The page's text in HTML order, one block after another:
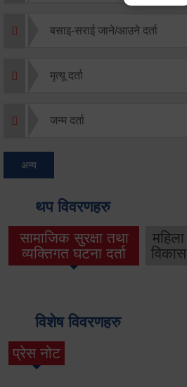
बसाइ-सराई जाने/आउने दर्ता
मृत्यू दर्ता
जन्म दर्ता
अन्य
थप विवरणहरु
सामाजिक सुरक्षा तथा
व्यक्तिगत घटना दर्ता
महिला
विकास
विशेष विवरणहरु
प्रेस नोट